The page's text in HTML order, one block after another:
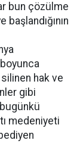
bun çözülme
başlandığının
hak ve
gibi
medeniyeti